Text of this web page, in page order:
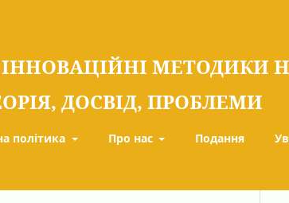
ІННОВАЦІЙНІ МЕТОДИКИ
ДОСВІД, ПРОБЛЕМИ
політика Про нас Подання